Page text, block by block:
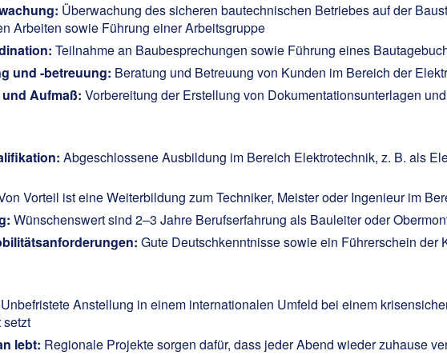
Überwachung des sicheren bautechnischen Betriebes auf der
Arbeiten sowie Führung einer Arbeitsgruppe
Teilnahme an Baubesprechungen sowie Führung eines
und -betreuung: Beratung und Betreuung von Kunden im Bereich der
Aufmaß: Vorbereitung der Erstellung von Dokumentationsunterlagen
Abgeschlossene Ausbildung im Bereich Elektrotechnik, z. B. als
Vorteil ist eine Weiterbildung zum Techniker, Meister oder Ingenieur im
Wünschenswert sind 2–3 Jahre Berufserfahrung als Bauleiter oder
Gute Deutschkenntnisse sowie ein Führerschein der
Unbefristete Anstellung in einem internationalen Umfeld bei einem
setzt
lebt: Regionale Projekte sorgen dafür, dass jeder Abend wieder zuhause